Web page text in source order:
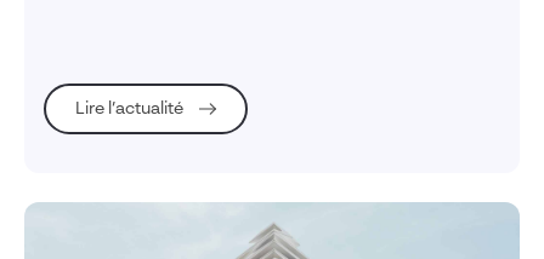
Lire l’actualité